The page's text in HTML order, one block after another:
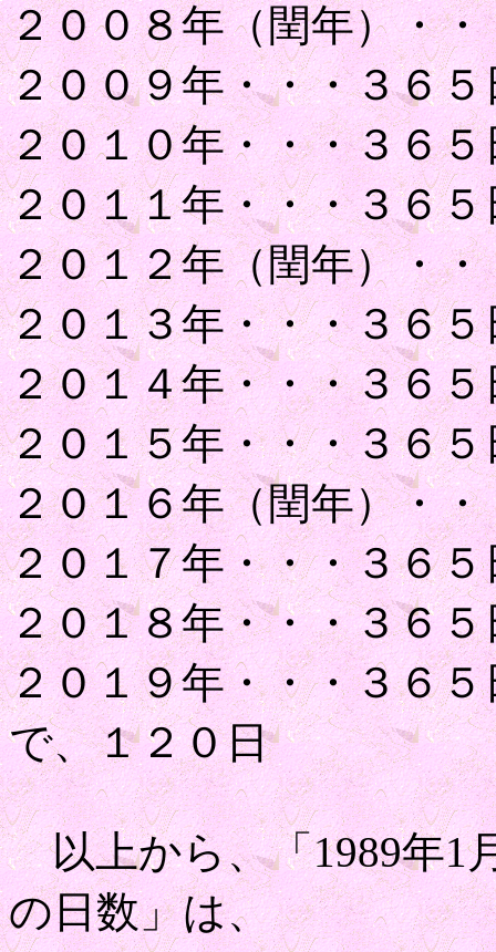
２００８年（閏年）・
２００９年・・・３６５
２０１０年・・・３６５
２０１１年・・・３６５
２０１２年（閏年）・
２０１３年・・・３６５
２０１４年・・・３６５
２０１５年・・・３６５
２０１６年（閏年）・
２０１７年・・・３６５
２０１８年・・・３６５
２０１９年・・・３６
で、１２０日
以上から、「1989年1
の日数」は、